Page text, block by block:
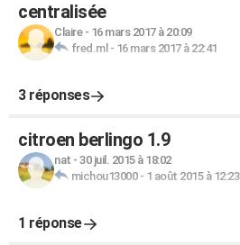
centralisée
Claire- 16 mars 2017 à 20:09
fred.ml - 16 mars 2017 à 22:41
3 réponses
citroen berlingo 1.9
nat - 30 juil. 2015 à 18:02
michou13000- 1 août 2015 à 12:23
1 réponse